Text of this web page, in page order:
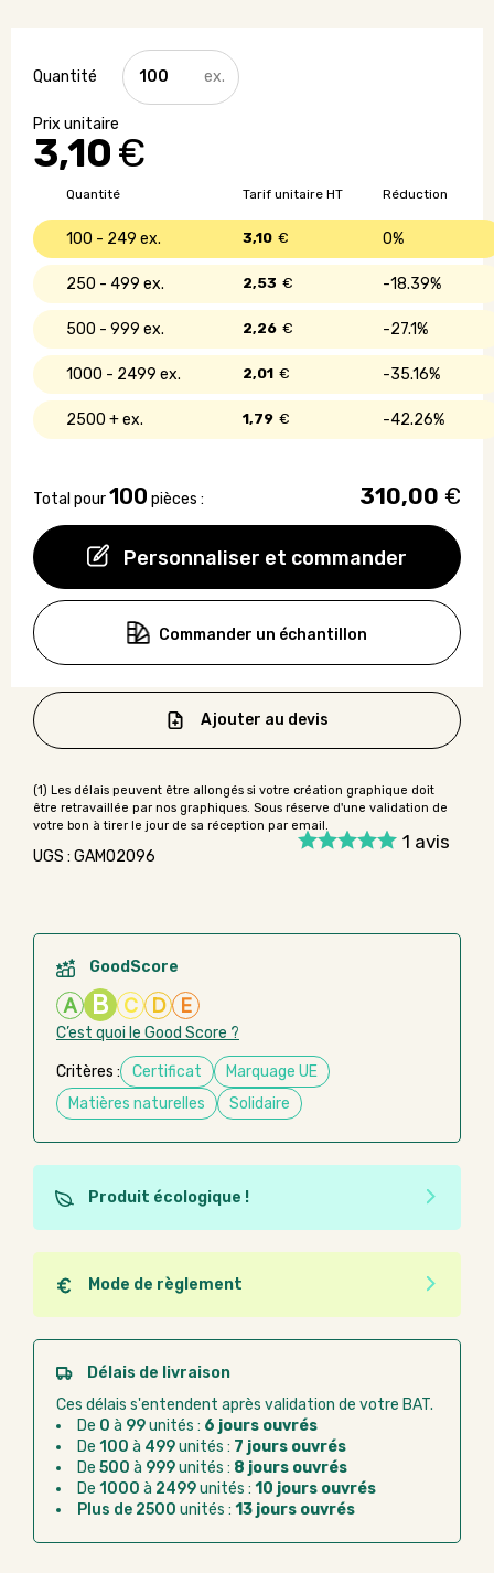
3,10€
Personnaliser et commander
quantité
de
Sac
dos
100%
Quantité Réduction
Tarif unitaire HT
100 - 249 0%
3,10 €
250 - 499 18.39%
2,53 €
500 - 999 27.1%
2,26 €
1000 - 2499 35.16%
2,01 €
2500 + 42.26%
1,79 €
Total pour100 pièces : 310,00 €
Commander un échantillon
1 avis
Ajouter au devis
UGS : GAMO2096
GoodScore
A B C D E
C’est quoi le Good Score ?
Critères : Certificat
Marquage UE
Matières naturelles
Solidaire
Produit écologique !
Ce produit est éco-conçu, il a été fabriqué à partir de
matériaux recyclés ou recyclables. Ces produits
peuvent plus facilement obtenir une seconde vie
après utilisation. L'origine de fabrication du produit
n'entre pas dans les critères d'éco-conception.
Mode de règlement
Quel que soit le mode de règlement, vous pouvez
passer commande en ligne sur Good Act.
Paiement CB :paiement sécurisé par carte
Virement bancaire :règlement sur facture
après la commande
Chorus Pro :règlement par mandat
administratif après la commande
Délais de livraison
Ces délais s'entendent après validation de votre BAT.
De 0 à 99unités : 6 jours ouvrés
De 100 à 499unités : 7 jours ouvrés
De 500 à 999unités : 8 jours ouvrés
De 1000 à 2499unités : 10 jours ouvrés
Plus de 2500 unités : 13 jours ouvrés